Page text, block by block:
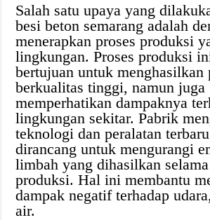
Salah satu upaya yang
besi beton semarang adalah
menerapkan proses produksi
lingkungan. Proses produksi
bertujuan untuk menghasilkan
berkualitas tinggi, namun juga
memperhatikan dampaknya
lingkungan sekitar. Pabrik
teknologi dan peralatan
dirancang untuk mengurangi
limbah yang dihasilkan
produksi. Hal ini membantu
dampak negatif terhadap
air.